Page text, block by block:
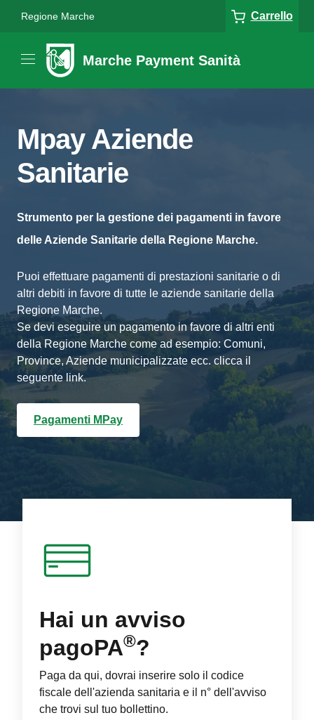
Regione Marche Carrello
Marche Payment Sanità
Mpay Aziende
Sanitarie
Strumento per la gestione dei pagamenti in favore
delle Aziende Sanitarie della Regione Marche.
Puoi effettuare pagamenti di prestazioni sanitarie o di
altri debiti in favore di tutte le aziende sanitarie della
Regione Marche.
Se devi eseguire un pagamento in favore di altri enti
della Regione Marche come ad esempio: Comuni,
Province, Aziende municipalizzate ecc. clicca il
seguente link.
Pagamenti MPay
Hai un avviso
pagoPA®?
Paga da qui, dovrai inserire solo il codice
fiscale dell'azienda sanitaria e il n° dell'avviso
che trovi sul tuo bollettino.